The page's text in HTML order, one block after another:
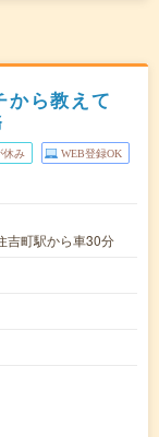
から教えて
休み WEB登録OK
吉町駅から車30分